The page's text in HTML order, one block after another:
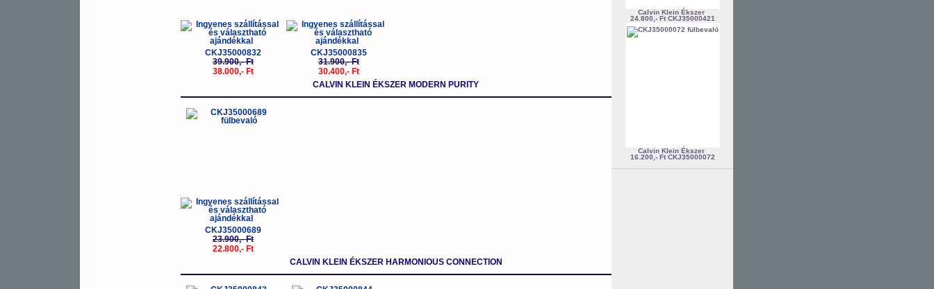
CKJ35000832
39.900,- Ft
38.000,- Ft
CKJ35000835
31.900,- Ft
30.400,- Ft
CALVIN KLEIN ÉKSZER MODERN PURITY
-5%
CKJ35000689
23.900,- Ft
22.800,- Ft
CALVIN KLEIN ÉKSZER HARMONIOUS CONNECTION
Calvin Klein Ékszer
24.800,- Ft CKJ35000421
Calvin Klein Ékszer
16.200,- Ft CKJ35000072